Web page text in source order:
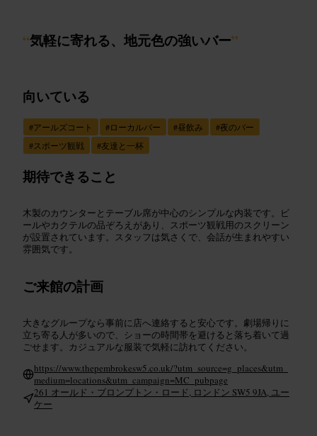
“気軽に寄れる、地元色の強いバー”
向いている
#アールズコート #ローカルバー #昼飲み #夜のバー
#スポーツ観戦 #友達と一杯
期待できること
木製のカウンターとテーブル席が中心のシンプルな内装です。ビ
ールやカクテルの品ぞろえがあり、スポーツ観戦用のスクリーン
が設置されています。スタッフは気さくで、会話が生まれやすい
雰囲気です。
ご来館の計画
大きなグループなら事前に店へ連絡すると安心です。劇場帰りに
立ち寄る人が多いので、ショーの時間帯を避けると落ち着いて過
ごせます。カジュアルな服装で気軽に訪れてください。
https://www.thepembrokesw5.co.uk/?utm_source=g_places&utm_
medium=locations&utm_campaign=MC_pubpage
261 オールド・ブロンプトン・ロード, ロンドン SW5 9JA, ユー
ケー